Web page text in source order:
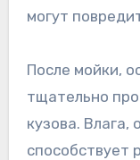
могут
После мойки,
тщательно
кузова. Влага,
способствует